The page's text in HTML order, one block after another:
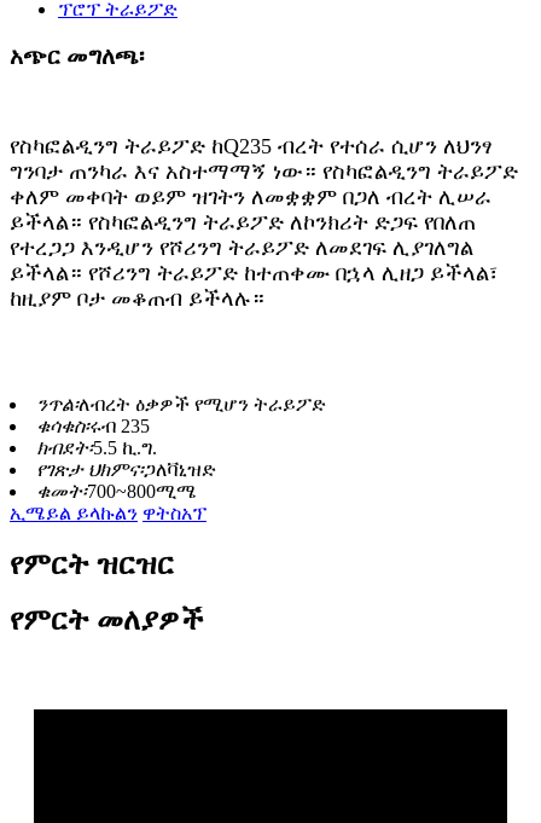
አጭር መግለጫ፡
የስካፎልዲንግ ትራይፖድ ከQ235 ብረት የተሰራ ሲሆን ለህንፃ
ግንባታ ጠንካራ እና አስተማማኝ ነው። የስካፎልዲንግ ትራይፖድ
ቀለም መቀባት ወይም ዝገትን ለመቋቋም በጋለ ብረት ሊሠራ
ይችላል። የስካፎልዲንግ ትራይፖድ ለኮንክሪት ድጋፍ የበለጠ
የተረጋጋ እንዲሆን የሾሪንግ ትራይፖድ ለመደገፍ ሊያገለግል
ይችላል። የሾሪንግ ትራይፖድ ከተጠቀሙ በኋላ ሊዘጋ ይችላል፣
ከዚያም ቦታ መቆጠብ ይችላሉ።
ንጥል፡ለብረት ዕቃዎች የሚሆን ትራይፖድ
ቁሳቁስ፡ሩብ 235
ክብደት፡5.5 ኪ.ግ.
የገጽታ ህክምና፡ጋለቫኒዝድ
ቁመት፡700~800ሚሜ
ኢሜይል ይላኩልን ዋትስአፕ
የምርት ዝርዝር
የምርት መለያዎች